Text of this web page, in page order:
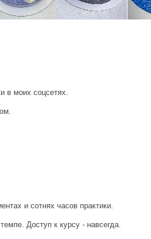
в моих соцсетях.
и сотнях часов практики.
Доступ к курсу - навсегда.